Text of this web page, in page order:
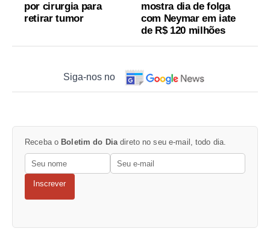
por cirurgia para
retirar tumor
mostra dia de folga
com Neymar em iate
de R$ 120 milhões
Siga-nos no
Receba o Boletim do Dia direto no seu e-mail, todo dia.
Inscrever